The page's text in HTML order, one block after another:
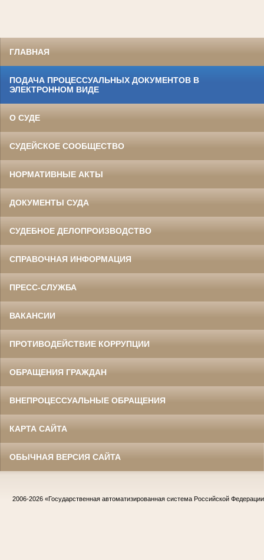
ГЛАВНАЯ
ПОДАЧА ПРОЦЕССУАЛЬНЫХ ДОКУМЕНТОВ В
ЭЛЕКТРОННОМ ВИДЕ
О СУДЕ
СУДЕЙСКОЕ СООБЩЕСТВО
НОРМАТИВНЫЕ АКТЫ
ДОКУМЕНТЫ СУДА
СУДЕБНОЕ ДЕЛОПРОИЗВОДСТВО
СПРАВОЧНАЯ ИНФОРМАЦИЯ
ПРЕСС-СЛУЖБА
ВАКАНСИИ
ПРОТИВОДЕЙСТВИЕ КОРРУПЦИИ
ОБРАЩЕНИЯ ГРАЖДАН
ВНЕПРОЦЕССУАЛЬНЫЕ ОБРАЩЕНИЯ
КАРТА САЙТА
ОБЫЧНАЯ ВЕРСИЯ САЙТА
2006-2026 «Государственная автоматизированная система Российской